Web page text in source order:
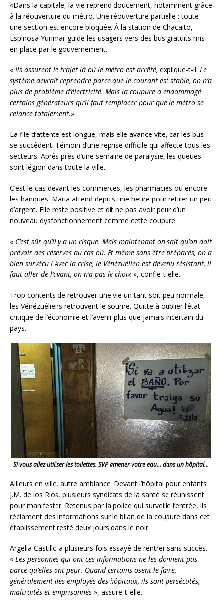
«Dans la capitale, la vie reprend doucement, notamment grâce
à la réouverture du métro. Une réouverture partielle : toute
une section est encore bloquée. À la station de Chacaito,
Espinosa Yurimar guide les usagers vers des bus gratuits mis
en place par le gouvernement.
« Ils assurent le trajet là où le métro est arrêté, explique-t-il. Le
système devrait reprendre parce que le courant est stable, on n’a
plus de problème d’électricité. Mais la coupure a endommagé
certains générateurs qu’il faut remplacer pour que le métro se
relance totalement.»
La file d’attente est longue, mais elle avance vite, car les bus
se succèdent. Témoin d’une reprise difficile qui affecte tous les
secteurs. Après près d’une semaine de paralysie, les queues
sont légion dans toute la ville.
C’est le cas devant les commerces, les pharmacies ou encore
les banques. Maria attend depuis une heure pour retirer un peu
d’argent. Elle reste positive et dit ne pas avoir peur d’un
nouveau dysfonctionnement comme cette coupure.
« C’est sûr qu’il y a un risque. Mais maintenant on sait qu’on doit
prévoir des réserves au cas où. Et même sans être préparés, on a
bien survécu ! Avec la crise, le Vénézuélien est devenu résistant, il
faut aller de l’avant, on n’a pas le choix », confie-t-elle.
Trop contents de retrouver une vie un tant soit peu normale,
les Vénézuéliens retrouvent le sourire. Quitte à oublier l’état
critique de l’économie et l’avenir plus que jamais incertain du
pays.
Si vous allez utiliser les toilettes. SVP amener votre eau… dans un hôpital…
Ailleurs en ville, autre ambiance. Devant l’hôpital pour enfants
J.M. de los Rios, plusieurs syndicats de la santé se réunissent
pour manifester. Retenus par la police qui surveille l’entrée, ils
réclament des informations sur le bilan de la coupure dans cet
établissement resté deux jours dans le noir.
Argelia Castillo a plusieurs fois essayé de rentrer sans succès.
« Les personnes qui ont ces informations ne les donnent pas
parce qu’elles ont peur. Quand certains osent le faire,
généralement des employés des hôpitaux, ils sont persécutés,
maltraités et emprisonnés », assure-t-elle.